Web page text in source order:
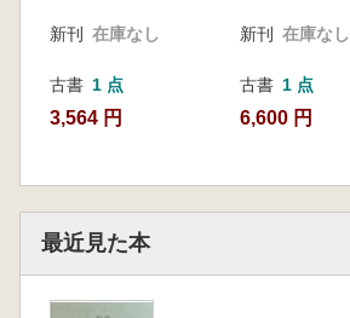
新刊 在庫なし
古書 1 点
3,564 円
新刊 在庫なし
古書 1 点
6,600 円
最近見た本